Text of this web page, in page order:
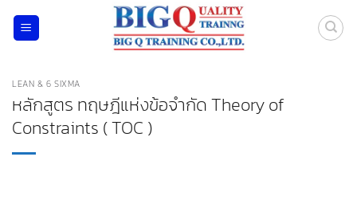
LEAN & 6 SIXMA
หลักสูตร ทฤษฎีแห่งข้อจำกัด Theory of
Constraints ( TOC )